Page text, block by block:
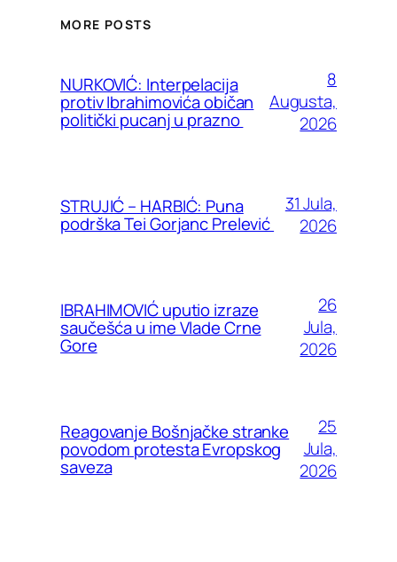
MORE POSTS
NURKOVIĆ: Interpelacija
protiv Ibrahimovića običan
politički pucanj u prazno
8
Augusta,
2026
STRUJIĆ – HARBIĆ: Puna
podrška Tei Gorjanc Prelević
31 Jula,
2026
IBRAHIMOVIĆ uputio izraze
saučešća u ime Vlade Crne
Gore
26
Jula,
2026
Reagovanje Bošnjačke stranke
povodom protesta Evropskog
saveza
25
Jula,
2026